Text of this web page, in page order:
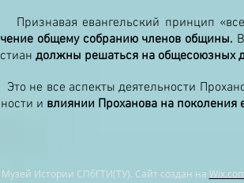
евангельский принцип
общему собранию членов общины.
должны решаться на общесоюзных
не все аспекты деятельности
и влиянии Проханова на поколения
Истории СПбГТИ(ТУ). Сайт создан на